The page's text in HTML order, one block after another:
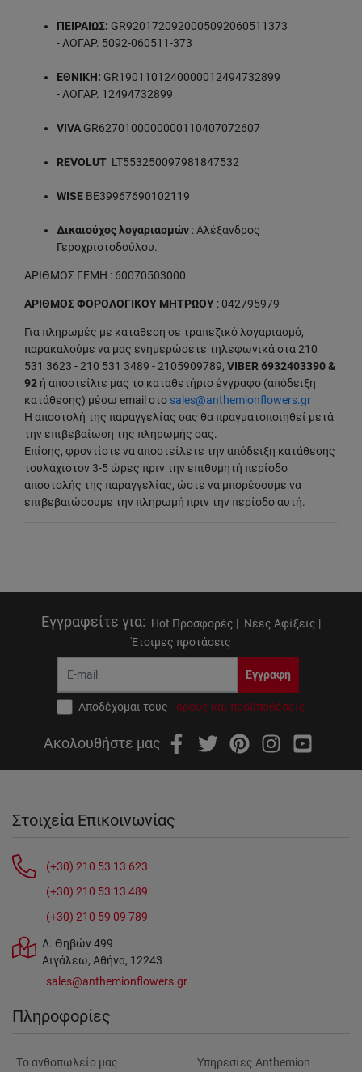
ΠΕΙΡΑΙΩΣ: GR9201720920005092060511373
- ΛΟΓΑΡ. 5092-060511-373
ΕΘΝΙΚΗ: GR1901101240000012494732899
- ΛΟΓΑΡ. 12494732899
VIVA GR6270100000000110407072607
REVOLUT LT553250097981847532
WISE BE39967690102119
Δικαιούχος λογαριασμών : Αλέξανδρος
Γεροχριστοδούλου.
ΑΡΙΘΜΟΣ ΓΕΜΗ : 60070503000
ΑΡΙΘΜΟΣ ΦΟΡΟΛΟΓΙΚΟΥ ΜΗΤΡΩΟΥ : 042795979
Για πληρωμές με κατάθεση σε τραπεζικό λογαριασμό,
παρακαλούμε να μας ενημερώσετε τηλεφωνικά στα 210
531 3623 - 210 531 3489 - 2105909789, VIBER 6932403390 &
92 ή αποστείλτε μας το καταθετήριο έγγραφο (απόδειξη
κατάθεσης) μέσω email στο sales@anthemionflowers.gr
Η αποστολή της παραγγελίας σας θα πραγματοποιηθεί μετά
την επιβεβαίωση της πληρωμής σας.
Επίσης, φροντίστε να αποστείλετε την απόδειξη κατάθεσης
τουλάχιστον 3-5 ώρες πριν την επιθυμητή περίοδο
αποστολής της παραγγελίας, ώστε να μπορέσουμε να
επιβεβαιώσουμε την πληρωμή πριν την περίοδο αυτή.
Εγγραφείτε για: Hot Προσφορές | Νέες Αφίξεις |
Έτοιμες προτάσεις
Εγγραφή
Αποδέχομαι τους όρους και προϋποθέσεις
Ακολουθήστε μας
Στοιχεία Επικοινωνίας
(+30) 210 53 13 623
(+30) 210 53 13 489
(+30) 210 59 09 789
Λ. Θηβών 499
Αιγάλεω, Αθήνα, 12243
sales@anthemionflowers.gr
Πληροφορίες
Tο ανθοπωλείο μας
Υπηρεσίες Anthemion